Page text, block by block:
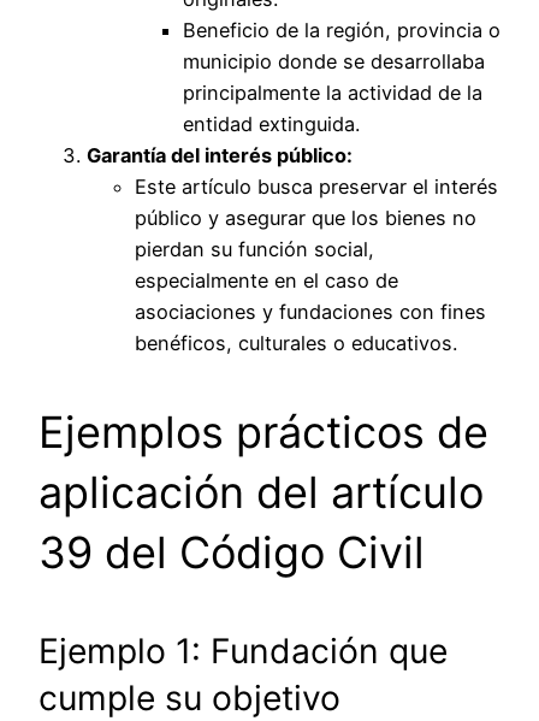
Beneficio de la región, provincia o
municipio donde se desarrollaba
principalmente la actividad de la
entidad extinguida.
Garantía del interés público:
Este artículo busca preservar el interés
público y asegurar que los bienes no
pierdan su función social,
especialmente en el caso de
asociaciones y fundaciones con fines
benéficos, culturales o educativos.
Ejemplos prácticos de
aplicación del artículo
39 del Código Civil
Ejemplo 1: Fundación que
cumple su objetivo